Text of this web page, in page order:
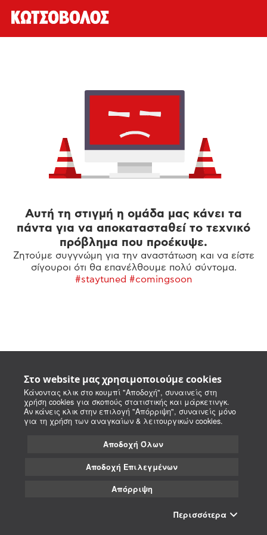
Στο website μας χρησιμοποιούμε cookies
Κάνοντας κλικ στο κουμπί "Αποδοχή", συναινείς στη
χρήση cookies για σκοπούς στατιστικής και μάρκετινγκ.
Αν κάνεις κλικ στην επιλογή "Απόρριψη", συναινείς μόνο
για τη χρήση των αναγκαίων & λειτουργικών cookies.
Αποδοχή Όλων
Αποδοχή Επιλεγμένων
Απόρριψη
Περισσότερα
Αυτή τη στιγμή η ομάδα μας κάνει τα
πάντα για να αποκατασταθεί το τεχνικό
πρόβλημα που προέκυψε.
Ζητούμε συγγνώμη για την αναστάτωση και να είστε
σίγουροι ότι θα επανέλθουμε πολύ σύντομα.
#staytuned #comingsoon